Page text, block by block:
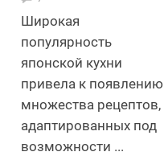
Широкая
популярность
японской кухни
привела к появлению
множества рецептов,
адаптированных под
возможности ...